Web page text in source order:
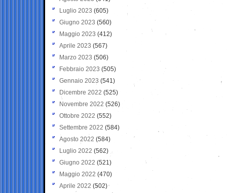
Luglio 2023 (605)
Giugno 2023 (560)
Maggio 2023 (412)
Aprile 2023 (567)
Marzo 2023 (506)
Febbraio 2023 (505)
Gennaio 2023 (541)
Dicembre 2022 (525)
Novembre 2022 (526)
Ottobre 2022 (552)
Settembre 2022 (584)
Agosto 2022 (584)
Luglio 2022 (562)
Giugno 2022 (521)
Maggio 2022 (470)
Aprile 2022 (502)